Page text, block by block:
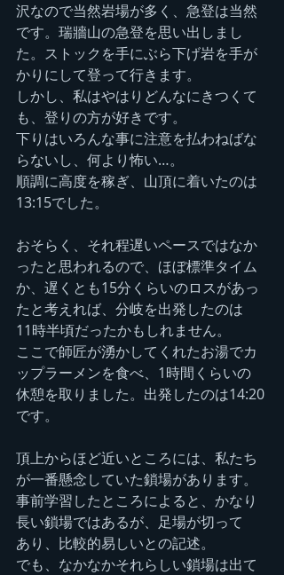
沢なので当然岩場が多く、急登は当然
です。瑞牆山の急登を思い出しまし
た。ストックを手にぶら下げ岩を手が
かりにして登って行きます。
しかし、私はやはりどんなにきつくて
も、登りの方が好きです。
下りはいろんな事に注意を払わねばな
らないし、何より怖い…。
順調に高度を稼ぎ、山頂に着いたのは
13:15でした。
おそらく、それ程遅いペースではなか
ったと思われるので、ほぼ標準タイム
か、遅くとも15分くらいのロスがあっ
たと考えれば、分岐を出発したのは
11時半頃だったかもしれません。
ここで師匠が湧かしてくれたお湯でカ
ップラーメンを食べ、1時間くらいの
休憩を取りました。出発したのは14:20
です。
頂上からほど近いところには、私たち
が一番懸念していた鎖場があります。
事前学習したところによると、かなり
長い鎖場ではあるが、足場が切って
あり、比較的易しいとの記述。
でも、なかなかそれらしい鎖場は出て